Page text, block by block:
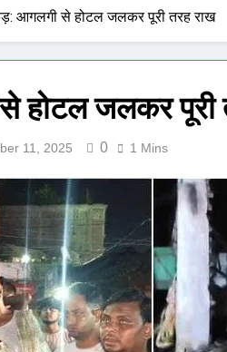
आगलगी से होटल जलकर पूरी तरह राख
होटल जलकर पूरी
11, 2025 0 1 Mins